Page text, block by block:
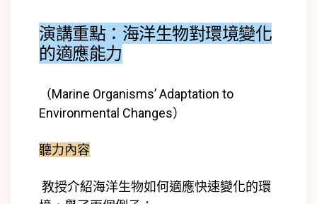
演講重點：海洋生物對環境變化
的適應能力
（Marine Organisms’ Adaptation to
Environmental Changes）
聽力內容
教授介紹海洋生物如何適應快速變化的環